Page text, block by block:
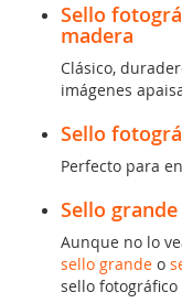
Sello
madera
Clásico,
imágenes
Sello
Perfecto para
Sello
Aunque no lo
sello grande o
sello fotográfico